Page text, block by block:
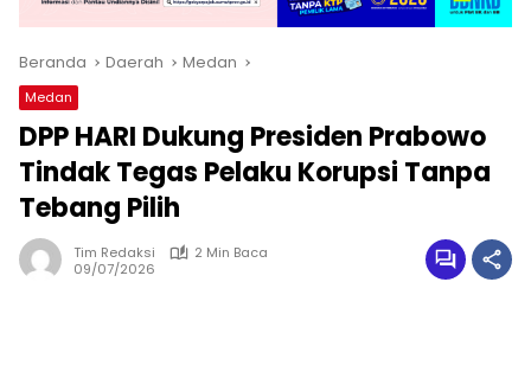
Beranda Daerah Medan
Medan
DPP HARI Dukung Presiden Prabowo
Tindak Tegas Pelaku Korupsi Tanpa
Tebang Pilih
Tim Redaksi
2 Min Baca
09/07/2026